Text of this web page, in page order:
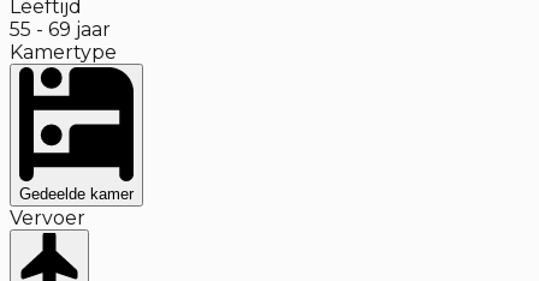
Leeftijd
55 - 69 jaar
Kamertype
Gedeelde kamer
Vervoer